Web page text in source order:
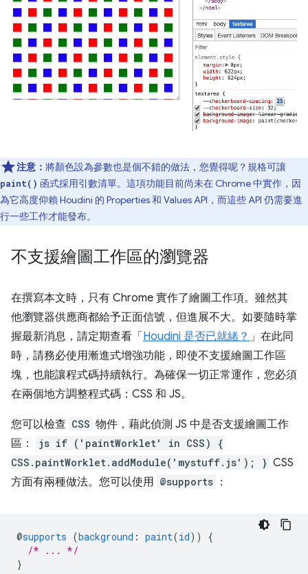
注意： 將顏色設為參數也是個不錯的做法，您覺得呢？規格可讓
paint() 函式採用引數清單。這項功能目前尚未在 Chrome 中實作，因
為它高度仰賴 Houdini 的 Properties 和 Values API，而這些 API 仍需要進
行一些工作才能發布。
不支援繪圖工作區的瀏覽器
在撰寫本文時，只有 Chrome 實作了繪圖工作項。雖然其
他瀏覽器供應商都給予正面信號，但進展不大。如要隨時掌
握最新消息，請定期查看「Houdini 是否已就緒？ 」在此同
時，請務必使用漸進式增強功能，即使不支援繪圖工作區
塊，也能讓程式碼持續執行。為確保一切正常運作，您必須
在兩個地方調整程式碼：CSS 和 JS。
您可以檢查 CSS 物件，藉此偵測 JS 中是否支援繪圖工作
區：
js if ('paintWorklet' in CSS) {
CSS.paintWorklet.addModule('mystuff.js'); } CSS
方面有兩種做法。您可以使用 @supports ：
@supports (background : paint(id))
{
/* ... */
}